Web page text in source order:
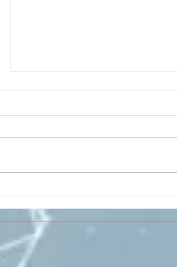
superiori per il concorso
sull'Aerospazio